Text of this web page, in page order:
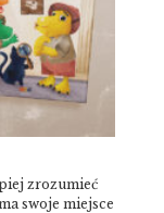
zrozumieć
swoje miejsce